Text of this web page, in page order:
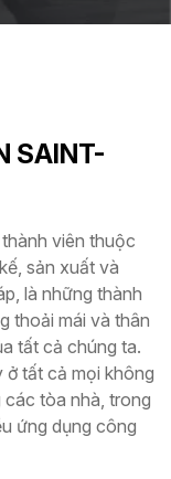
SAINT-
viên thuộc
sản xuất và
là những thành
thoải mái và thân
tất cả chúng ta.
tất cả mọi không
tòa nhà, trong
ứng dụng công